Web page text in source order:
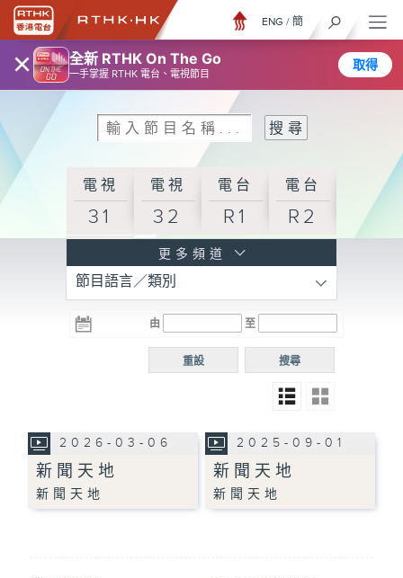
× 全新 RTHK On The Go
一手掌握 RTHK 電台、電視節目
取得
ENG / 簡
電視
31
電視
32
電台
R1
電台
R2
R3
電台 電台
R5
電台
普通
更多頻道
節目語言／類別
由 至
搜尋
重設
2026-03-06
新聞天地
新聞天地
2025-09-01
新聞天地
新聞天地